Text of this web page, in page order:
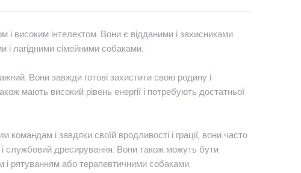
високим інтелектом. Вони є відданими і захисниками
лагідними сімейними собаками.
Вони завжди готові захистити свою родину і
мають високий рівень енергії і потребують достатньої
і завдяки своїй вродливості і грації, вони часто
і службовий дресирування. Вони також можуть бути
рятуванням або терапевтичними собаками.